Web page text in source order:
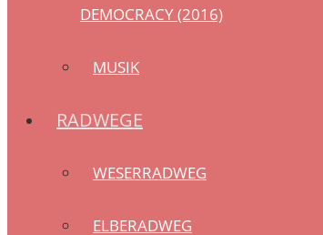
DEMOCRACY (2016)
MUSIK
RADWEGE
WESERRADWEG
ELBERADWEG